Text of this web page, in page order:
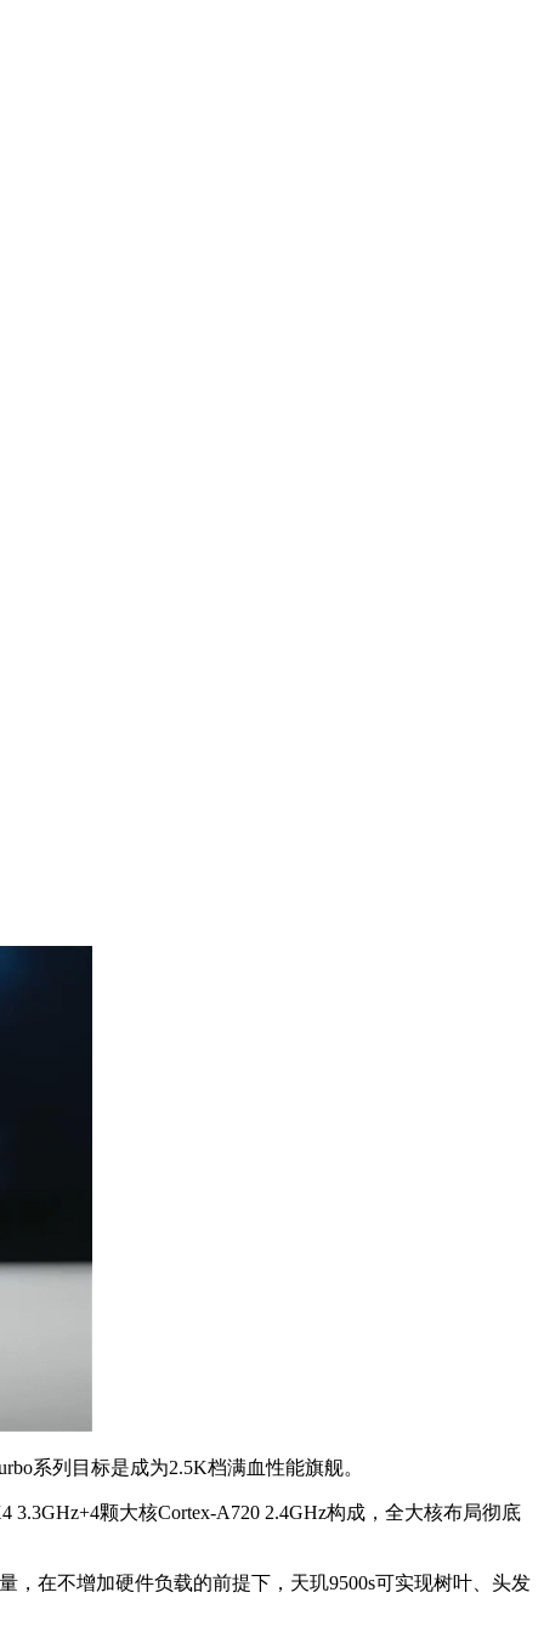
系列目标是成为2.5K档满血性能旗舰。
颗大核Cortex-A720 2.4GHz构成，全大核布局彻底
在不增加硬件负载的前提下，天玑9500s可实现树叶、头发